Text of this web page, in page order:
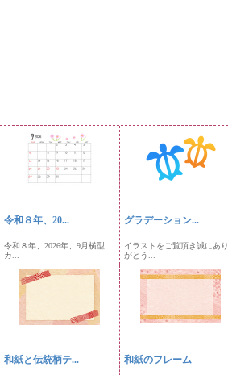
令和８年、20...
令和８年、2026年、9月横型
カ...
グラデーション...
イラストをご覧頂き誠にあり
がとう...
和紙と伝統柄テ... 和紙のフレーム